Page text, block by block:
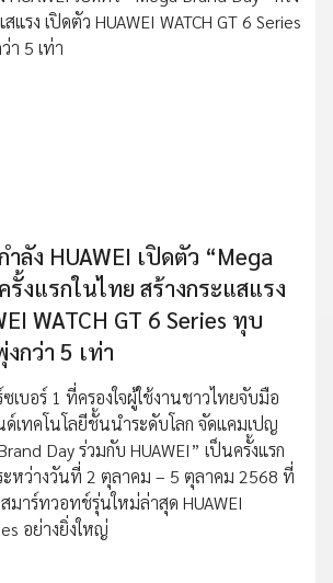
ลัง HUAWEI เปิดตัว “Mega
รั้งแรกในไทย สร้างกระแสแรง
WATCH GT 6 Series ทุบ
กว่า 5 เท่า
เบอร์ 1 ที่ครองใจผู้ใช้งานชาวไทยจับมือ
ด์เทคโนโลยีชั้นนำระดับโลก จัดแคมเปญ
Day ร่วมกับ HUAWEI” เป็นครั้งแรก
ะหว่างวันที่ 2 ตุลาคม – 5 ตุลาคม 2568 ที่
มาร์ทวอทช์รุ่นใหม่ล่าสุด HUAWEI
อย่างยิ่งใหญ่